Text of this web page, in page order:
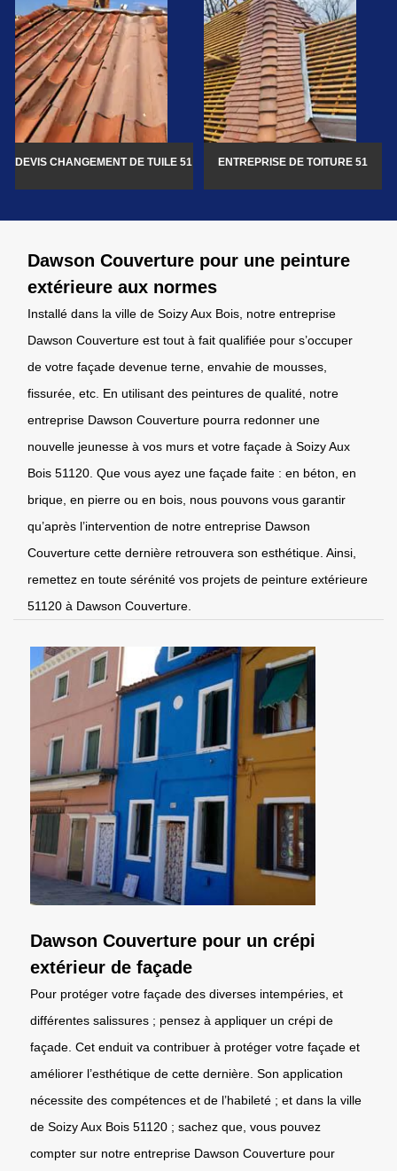
DEVIS CHANGEMENT DE TUILE 51 ENTREPRISE DE TOITURE 51
Dawson Couverture pour une peinture
extérieure aux normes
Installé dans la ville de Soizy Aux Bois, notre entreprise
Dawson Couverture est tout à fait qualifiée pour s’occuper
de votre façade devenue terne, envahie de mousses,
fissurée, etc. En utilisant des peintures de qualité, notre
entreprise Dawson Couverture pourra redonner une
nouvelle jeunesse à vos murs et votre façade à Soizy Aux
Bois 51120. Que vous ayez une façade faite : en béton, en
brique, en pierre ou en bois, nous pouvons vous garantir
qu’après l’intervention de notre entreprise Dawson
Couverture cette dernière retrouvera son esthétique. Ainsi,
remettez en toute sérénité vos projets de peinture extérieure
51120 à Dawson Couverture.
Dawson Couverture pour un crépi
extérieur de façade
Pour protéger votre façade des diverses intempéries, et
différentes salissures ; pensez à appliquer un crépi de
façade. Cet enduit va contribuer à protéger votre façade et
améliorer l’esthétique de cette dernière. Son application
nécessite des compétences et de l’habileté ; et dans la ville
de Soizy Aux Bois 51120 ; sachez que, vous pouvez
compter sur notre entreprise Dawson Couverture pour